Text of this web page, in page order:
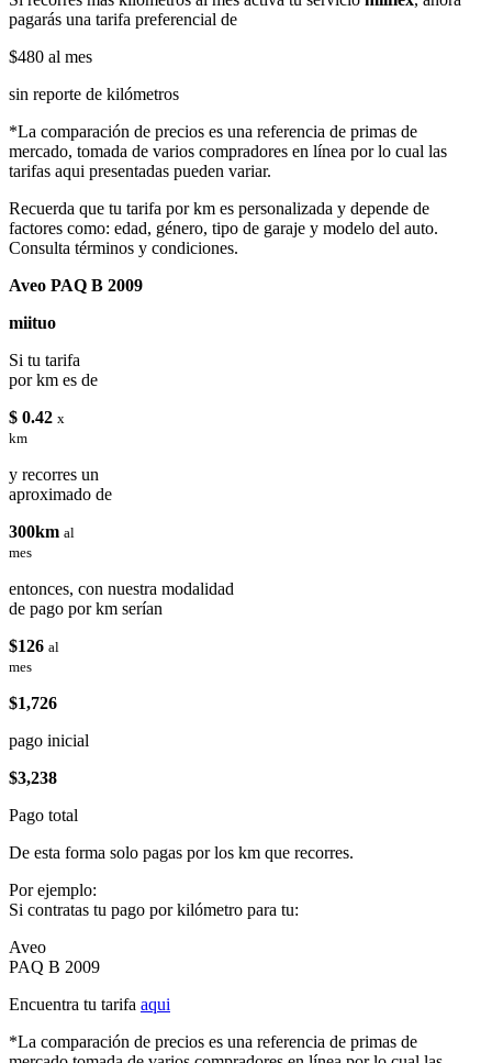
pagarás una tarifa preferencial de
$480 al mes
sin reporte de kilómetros
*La comparación de precios es una referencia de primas de
mercado, tomada de varios compradores en línea por lo cual las
tarifas aqui presentadas pueden variar.
Recuerda que tu tarifa por km es personalizada y depende de
factores como: edad, género, tipo de garaje y modelo del auto.
Consulta términos y condiciones.
Aveo PAQ B 2009
miituo
Si tu tarifa
por km es de
$ 0.42 x
km
y recorres un
aproximado de
300km al
mes
entonces, con nuestra modalidad
de pago por km serían
$126 al
mes
$1,726
pago inicial
$3,238
Pago total
De esta forma solo pagas por los km que recorres.
Por ejemplo:
Si contratas tu pago por kilómetro para tu:
Aveo
PAQ B 2009
Encuentra tu tarifa aqui
*La comparación de precios es una referencia de primas de